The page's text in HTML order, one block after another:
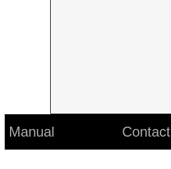
Manual Contact